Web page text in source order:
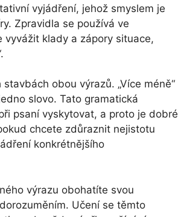
vyjádření, jehož smyslem je
Zpravidla se používá ve
klady a zápory situace,
obou výrazů. „Více méně“
slovo. Tato gramatická
psaní vyskytovat, a proto je dobré
chcete zdůraznit nejistotu
konkrétnějšího
výrazu obohatíte svou
Učení se těmto